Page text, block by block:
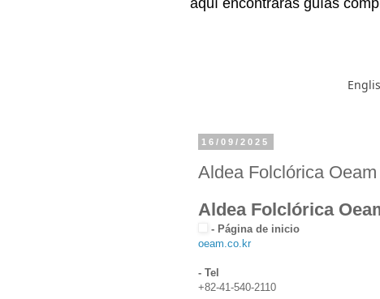
aquí encontrarás guías
16/09/2025
Aldea Folclórica
Aldea Folclórica
- Página de inicio
oeam.co.kr
- Tel
+82-41-540-2110